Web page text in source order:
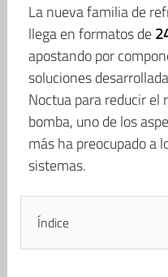
La nueva familia de
llega en formatos de
apostando por
soluciones
Noctua para reducir el
bomba, uno de los
más ha preocupado a
sistemas.
Índice